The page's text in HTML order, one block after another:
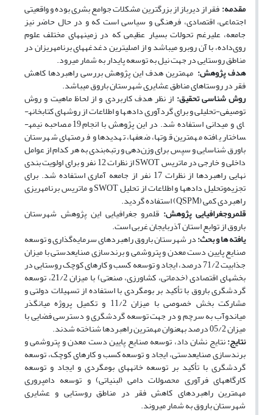
مقدمه:فقر از دیرباز از بزرگترین مشکلات جوامع بشری بوده و واقعیتی
اجتماعی، اقتصادی، فرهنگی و سیاسی است که و در حال حاضر نیز
جامعه، علی­رغم تحولات بسیار عظیمی که در زمینه­های مختلف علوم
روی‌داده، با آن روبرو می­باشد و از اصلی­ترین دغدغه­های برنامه­ریزان در
مناطق روستایی در جهت نیل به توسعه پایدار به شمار می­رود.
هدف پژوهش: مهمترین هدف این پژوهش بررسی راهبردها کاهش
فقر در روستاهای مناطق عشایری شهرستان باروق می­باشد.
روش ­شناسی تحقیق: از نظر هدف کاربردی و از لحاظ ماهیت و روش
توصیفی-تحلیلی و برای گردآوری داده­ها و اطلاعات از روش­های کتابخانه­
ای و میدانی استفاده شد. در این پژوهش با انجام 19 مصاحبه نیمه­
ساختار یافته مهمترین قوت­ها، ضعف­ها، تهدید­ها و فرصت­های شهرستان
باورق شناسایی و سپس برای وزن‌دهی و رتبه‌بندی به هر کدام از عوامل
داخلی و خارجی در ماتریس SWOT از نظرات 12 نفر و برای اولویت بندی
نهایی راهبردها از نظرات 17 نفر از جامعه آماری استفاده شد. برای
تجزیه‌وتحلیل داده­ها و اطلاعات از تحلیل SWOT و ماتریس برنامه­ریزی
راهبردی کمی (QSPM) استفاده گردید.
قلمروجغرافیایی پژوهش: قلمرو جغرافیایی این پژوهش شهرستان
باروق از توابع استان آذربایجان غربی است.
یافته ­ها و بحث:در شهرستان باروق راهبردهای سرمایه‌گذاری و توسعه
صنایع پایین دست معدن و پتروشمی و برندسازی صنایع­دستی با میزان
جذابیت 71/2 درصد، ایجاد و توسعه کسب و کارهای کوچک روستایی در
بخش­های اقتصادی (خدماتی، کشاورزی، صنعتی) با میزان 21/2، توسعه
گردشگری باروق با تأکید بر بوم­گردی با استفاده از تسهیلات دولتی و
مشارکت بخش خصوصی با میزان 11/2 و تکمیل پروژه میانگذر
میاندوآب به سرچم و در جهت توسعه گردشگری و دسترسی فضایی با
میزان 05/2 درصد به­عنوان مهمترین راهبردها شناخته شدند.
نتایج:نتایج نشان داد، توسعه صنایع پایین دست معدن و پتروشمی و
برندسازی صنایع­دستی، ایجاد و توسعه کسب و کارهای کوچک، توسعه
گردشگری با تأکید بر توسعه خانه­های بوم­گردی و ایجاد و توسعه
کارگاه­های فرآوری محصولات دامی (لبنیاتی) و توسعه دامپروری
مهمترین راهبردهای کاهش فقر در مناطق روستایی و عشایری
شهرستان باروق به شمار می­روند.